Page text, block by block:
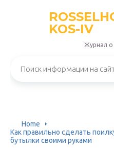
KOS-IV
Журнал о
Home
Как правильно сделать
бутылки своими руками